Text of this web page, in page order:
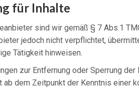
für Inhalte
sind wir gemäß § 7 Abs.1
jedoch nicht verpflichtet,
Tätigkeit hinweisen.
zur Entfernung oder Sperrung
ab dem Zeitpunkt der Kenntnis einer